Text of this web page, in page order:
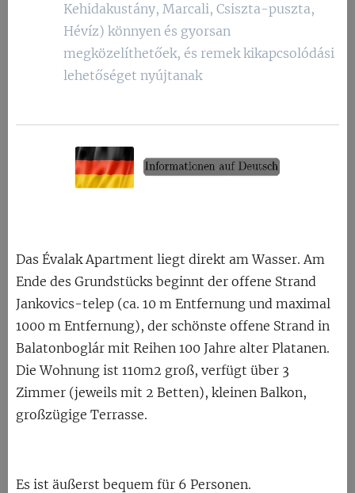
Kehidakustány, Marcali, Csiszta-puszta,
Hévíz) könnyen és gyorsan
megközelíthetőek, és remek kikapcsolódási
lehetőséget nyújtanak
Das Évalak Apartment liegt direkt am Wasser. Am
Ende des Grundstücks beginnt der offene Strand
Jankovics-telep (ca. 10 m Entfernung und maximal
1000 m Entfernung), der schönste offene Strand in
Balatonboglár mit Reihen 100 Jahre alter Platanen.
Die Wohnung ist 110m2 groß, verfügt über 3
Zimmer (jeweils mit 2 Betten), kleinen Balkon,
großzügige Terrasse.
Es ist äußerst bequem für 6 Personen.